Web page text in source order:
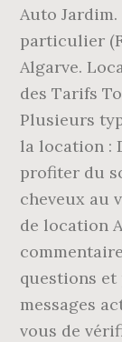
Auto
particulier
Algarve.
des Tarifs
Plusieurs
la location :
profiter du
cheveux au
de location
questions et
messages
vous de